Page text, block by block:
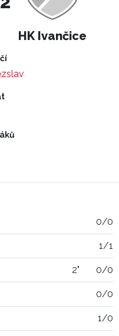
HK Ivančice
0/0
1/1
2" 0/0
0/0
1/0